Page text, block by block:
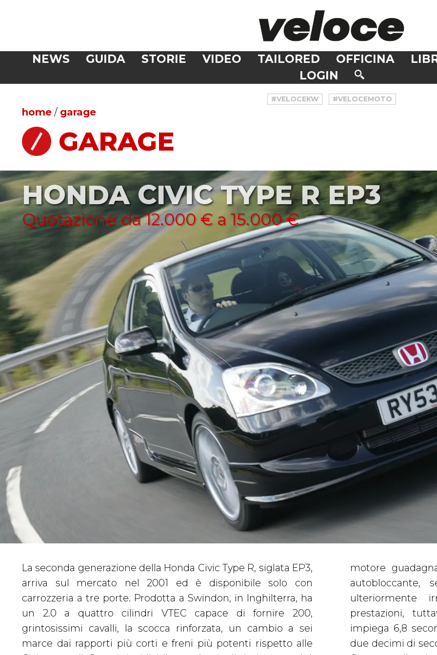
NEWS GUIDA STORIE VIDEO TAILORED OFFICINA
LOGIN
#VELOCEKW #VELOCEMOTO
home / garage
GARAGE
HONDA CIVIC TYPE R EP3
Quotazione da 12.000 € a 15.000 €
La seconda generazione della Honda Civic Type R, siglata EP3,
arriva sul mercato nel 2001 ed è disponibile solo con
carrozzeria a tre porte. Prodotta a Swindon, in Inghilterra, ha
un 2.0 a quattro cilindri VTEC capace di fornire 200,
grintosissimi cavalli, la scocca rinforzata, un cambio a sei
marce dai rapporti più corti e freni più potenti rispetto alle
motore guadagna 15 CV, e in più ci sono il differenziale
autobloccante, sedili rossi firmati Recaro e un telaio
ulteriormente irrigidito. Le differenze in termini di
prestazioni, tuttavia, sono minime: la versione europea
impiega 6,8 secondi per scattare da 0 a 100 km/h, appena
due decimi di secondo in più rispetto alla gemella venduta in